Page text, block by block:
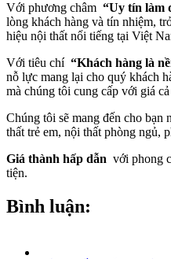
Với phương châm “Uy tín làm
lòng khách hàng và tín nhiệm,
hiệu nội thất nổi tiếng tại Việt
Với tiêu chí “Khách hàng là
nỗ lực mang lại cho quý khách
mà chúng tôi cung cấp với giá
Chúng tôi sẽ mang đến cho bạn
thất trẻ em, nội thất phòng ngủ,
Giá thành hấp dẫn với phong
tiện.
Bình luận: